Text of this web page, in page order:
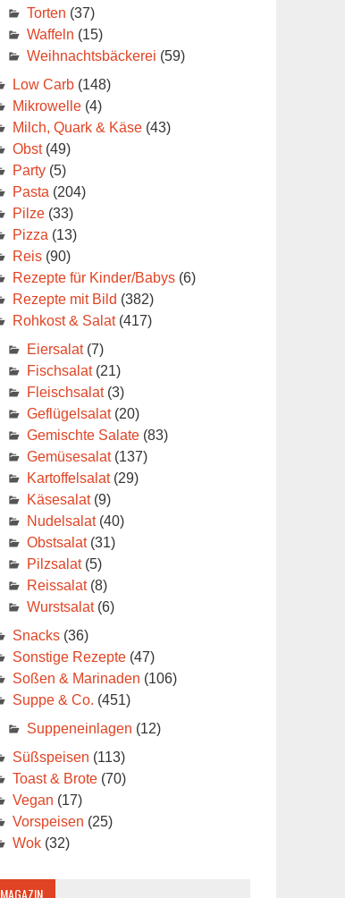
Torten (37)
Waffeln (15)
Weihnachtsbäckerei (59)
Low Carb(148)
Mikrowelle(4)
Milch, Quark & Käse(43)
Obst(49)
Party(5)
Pasta (204)
Pilze(33)
Pizza (13)
Reis(90)
Rezepte für Kinder/Babys(6)
Rezepte mit Bild (382)
Rohkost & Salat(417)
Eiersalat(7)
Fischsalat(21)
Fleischsalat(3)
Geflügelsalat(20)
Gemischte Salate(83)
Gemüsesalat(137)
Kartoffelsalat(29)
Käsesalat(9)
Nudelsalat(40)
Obstsalat(31)
Pilzsalat(5)
Reissalat(8)
Wurstsalat(6)
Snacks(36)
Sonstige Rezepte(47)
Soßen & Marinaden (106)
Suppe & Co. (451)
Suppeneinlagen (12)
Süßspeisen (113)
Toast & Brote(70)
Vegan (17)
Vorspeisen (25)
Wok(32)